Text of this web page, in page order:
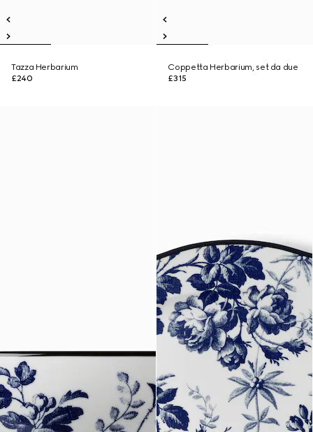
Tazza Herbarium
£240
Coppetta Herbarium, set da due
£315